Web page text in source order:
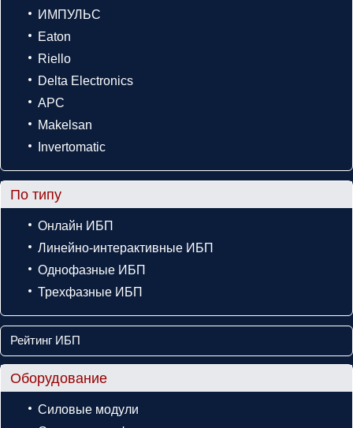
ИМПУЛЬС
Eaton
Riello
Delta Electronics
APC
Makelsan
Invertomatic
По типу
Онлайн ИБП
Линейно-интерактивные ИБП
Однофазные ИБП
Трехфазные ИБП
Рейтинг ИБП
Оборудование
Силовые модули